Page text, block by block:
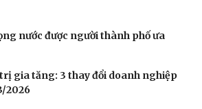
nước được người thành phố ưa
gia tăng: 3 thay đổi doanh nghiệp
2026